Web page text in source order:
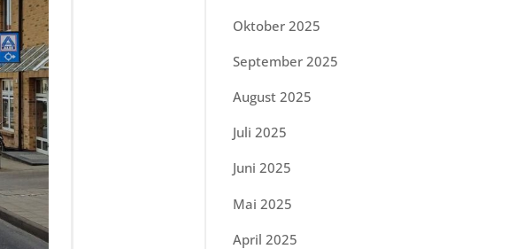
Oktober 2025
September 2025
August 2025
Juli 2025
Juni 2025
Mai 2025
April 2025